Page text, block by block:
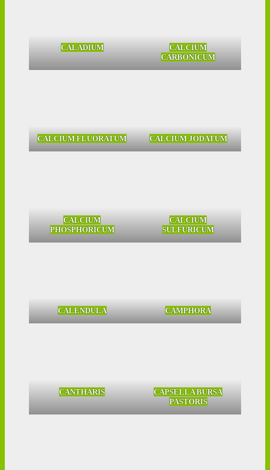
CALADIUM
CALCIUM
CARBONICUM
CALCIUM FLUORATUM CALCIUM JODATUM
CALCIUM
PHOSPHORICUM
CALCIUM
SULFURICUM
CALENDULA CAMPHORA
CANTHARIS
CAPSELLA BURSA
PASTORIS